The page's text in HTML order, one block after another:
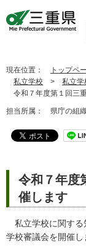
現在位置： トップペ
私立学校 > 私立学
令和７年度第１回三
担当所属： 県庁の組
令和７年度
催します
私立学校に関する
学校審議会を開催し